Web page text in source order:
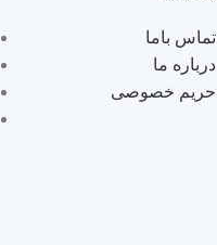
تماس باما
درباره ما
حریم خصوصی